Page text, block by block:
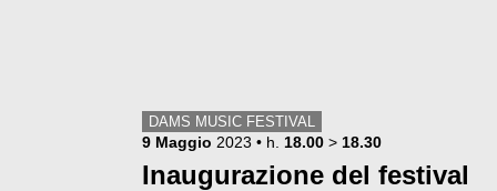
DAMS MUSIC FESTIVAL
9 Maggio 2023 • h. 18.00 > 18.30
Inaugurazione del festival